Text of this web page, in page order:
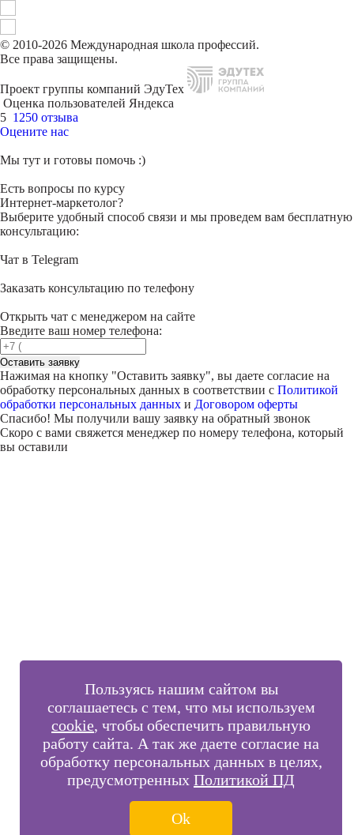
© 2010-2026 Международная школа профессий.
Все права защищены.
Проект группы компаний ЭдуТех
Оценка пользователей Яндекса
5 1250 отзыва
Оцените нас
Пользуясь нашим сайтом вы
соглашаетесь с тем, что мы используем
cookie, чтобы обеспечить правильную
работу сайта. А так же даете согласие на
обработку персональных данных в целях,
предусмотренных Политикой ПД
Ok
Мы тут и готовы помочь :)
Есть вопросы по курсу
Интернет-маркетолог?
Выберите удобный способ связи и мы проведем вам бесплатную
консультацию:
Чат в Telegram
Заказать консультацию по телефону
Открыть чат с менеджером на сайте
Введите ваш номер телефона:
Оставить заявку
Нажимая на кнопку "Оставить заявку", вы даете согласие на
обработку персональных данных в соответствии с Политикой
обработки персональных данных и Договором оферты
Спасибо! Мы получили вашу заявку на обратный звонок
Скоро с вами свяжется менеджер по номеру телефона, который
вы оставили